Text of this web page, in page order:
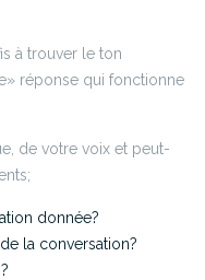
à trouver le ton
réponse qui fonctionne
de votre voix et peut-
donnée?
la conversation?